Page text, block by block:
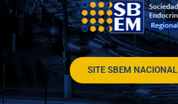
SITE SBEM NACIONAL